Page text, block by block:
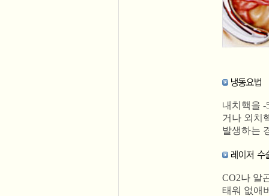
내치핵을
거나 외치
발생하는
CO2나 알
태워 없애